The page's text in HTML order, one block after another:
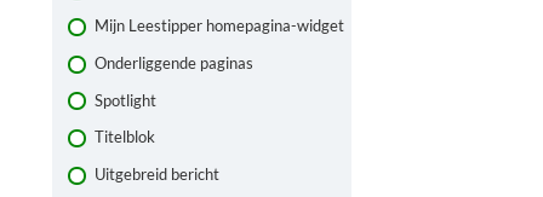
Mijn Leestipper homepagina-widget
Onderliggende paginas
Spotlight
Titelblok
Uitgebreid bericht